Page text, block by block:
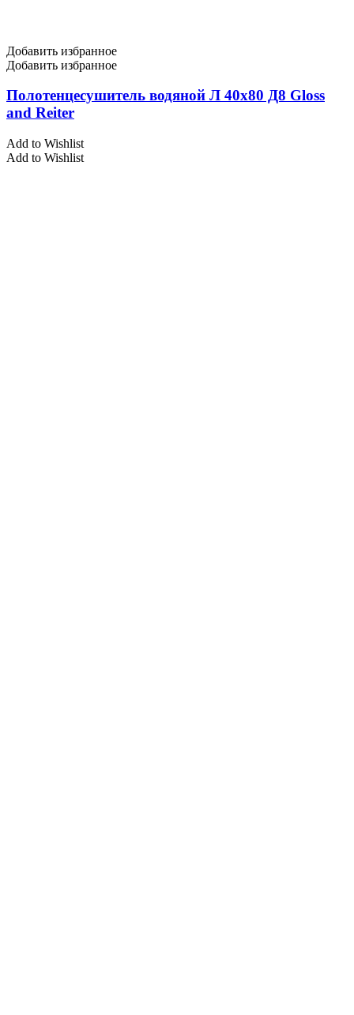
Добавить избранное
Добавить избранное
Полотенцесушитель водяной Л 40х80 Д8 Gloss
and Reiter
Add to Wishlist
Add to Wishlist